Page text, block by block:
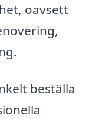
oavsett
beställa